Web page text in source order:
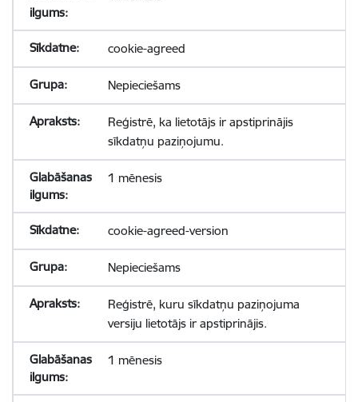
cookie-agreed
Nepieciešams
Reģistrē, ka lietotājs ir apstiprinājis
sīkdatņu paziņojumu.
1 mēnesis
cookie-agreed-version
Nepieciešams
Reģistrē, kuru sīkdatņu paziņojuma
versiju lietotājs ir apstiprinājis.
1 mēnesis